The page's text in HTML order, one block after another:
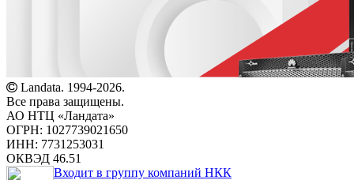
Landata. 1994-2026.
Все права защищены.
АО НТЦ «Ландата»
ОГРН: 1027739021650
ИНН: 7731253031
ОКВЭД 46.51
Входит в группу компаний НКК